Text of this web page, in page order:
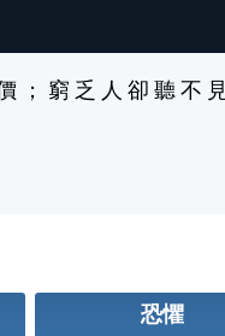
； 窮 乏 人 卻 聽 不
恐懼